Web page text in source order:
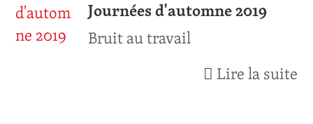
Journées d'automne 2019
Bruit au travail
Lire la suite